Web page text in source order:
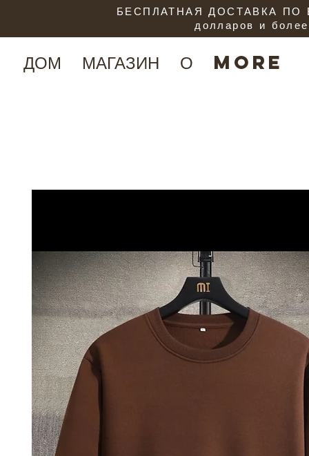
ДОМ МАГАЗИН О More
БЕСПЛАТНАЯ ДОСТАВКА ПО
долларов и